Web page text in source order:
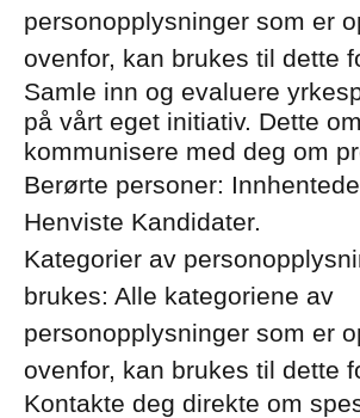
personopplysninger som er
ovenfor, kan brukes til dette
Samle inn og evaluere
på vårt eget initiativ. Dette
kommunisere med deg om
Berørte personer:
Henviste Kandidater.
Kategorier av
brukes: Alle kategoriene av
personopplysninger som er
ovenfor, kan brukes til dette
Kontakte deg direkte om